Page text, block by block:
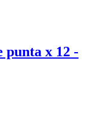
punta x 12 -